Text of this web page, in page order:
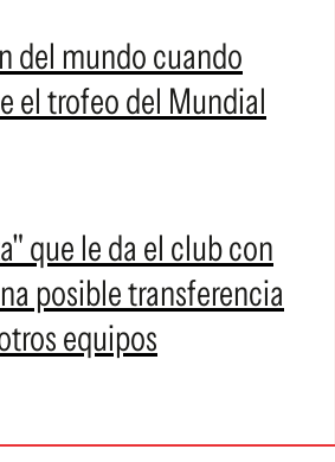
del mundo cuando
el trofeo del Mundial
que le da el club con
posible transferencia
equipos